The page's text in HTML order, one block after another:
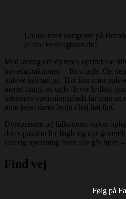
Louise med kongeørn på
(Foto: Ferieogborn.dk)
Med læring om dyrenes oprindelse
hovedattraktionen – Rovfugle. Og
opleve helt tæt på. Her kan man
meget tungt, en ugle flyver lydløst
udendørs opvisningsplads får man
ørne jager deres bytte i høj høj fart.
Dyrepassere og falkonerer virker
deres passion for fugle og dyr
lærerig opvisning hvor alle går hjem
Find vej
Følg på